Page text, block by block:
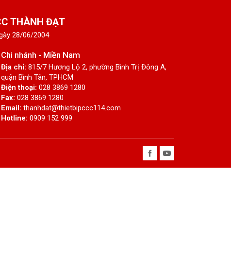
THÀNH ĐẠT
28/06/2004
Chi nhánh - Miền Nam
Địa chỉ: 815/7 Hương Lộ 2, phường Bình Trị Đông A,
quận Bình Tân, TPHCM
Điện thoại: 028 3869 1280
Fax: 028 3869 1280
Email: thanhdat@thietbipccc114.com
Hotline: 0909 152 999